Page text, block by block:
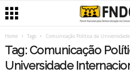
Home Tags Comunicação Política da
Tag: Comunicação
Universidade